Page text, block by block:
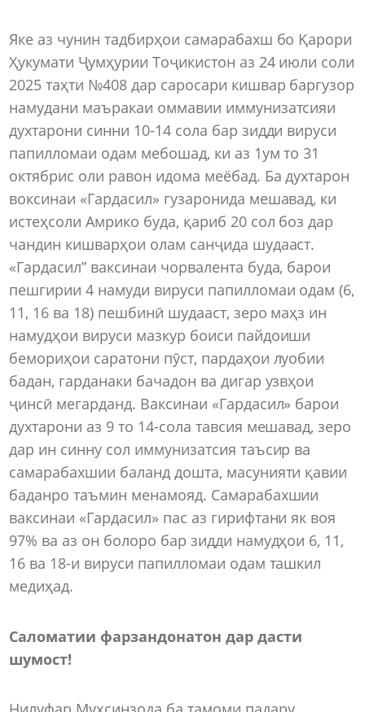
Яке аз чунин тадбирҳои самарабахш бо Қарори
Ҳукумати Ҷумҳурии Тоҷикистон аз 24 июли соли
2025 таҳти №408 дар саросари кишвар баргузор
намудани маъракаи оммавии иммунизатсияи
духтарони синни 10-14 сола бар зидди вируси
папилломаи одам мебошад, ки аз 1ум то 31
октябрис оли равон идома меёбад. Ба духтарон
воксинаи «Гардасил» гузаронида мешавад, ки
истеҳсоли Амрико буда, қариб 20 сол боз дар
чандин кишварҳои олам санҷида шудааст.
«Гардасил” ваксинаи чорвалента буда, барои
пешгирии 4 намуди вируси папилломаи одам (6,
11, 16 ва 18) пешбинӣ шудааст, зеро маҳз ин
намудҳои вируси мазкур боиси пайдоиши
бемориҳои саратони пӯст, пардаҳои луобии
бадан, гарданаки бачадон ва дигар узвҳои
ҷинсӣ мегарданд. Ваксинаи «Гардасил» барои
духтарони аз 9 то 14-сола тавсия мешавад, зеро
дар ин синну сол иммунизатсия таъсир ва
самарабахшии баланд дошта, масунияти қавии
баданро таъмин менамояд. Самарабахшии
ваксинаи «Гардасил» пас аз гирифтани як воя
97% ва аз он болоро бар зидди намудҳои 6, 11,
16 ва 18-и вируси папилломаи одам ташкил
медиҳад.
Саломатии фарзандонатон дар дасти
шумост!